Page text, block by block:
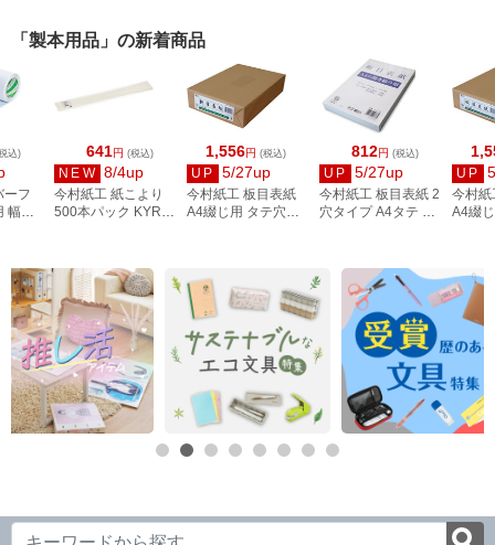
「製本用品」の新着商品
641円 (税込)
NEW 8/4up
今村紙工 紙こより
500本パック KYR-
1,556円 (税込)
UP 5/27up
今村紙工 板目表紙
A4綴じ用 タテ穴あ
812円 (税込)
UP 5/27up
今村紙工 板目表紙 2
穴タイプ A4タテ 20
UP
今村紙
A4綴
込)
ーフ
幅